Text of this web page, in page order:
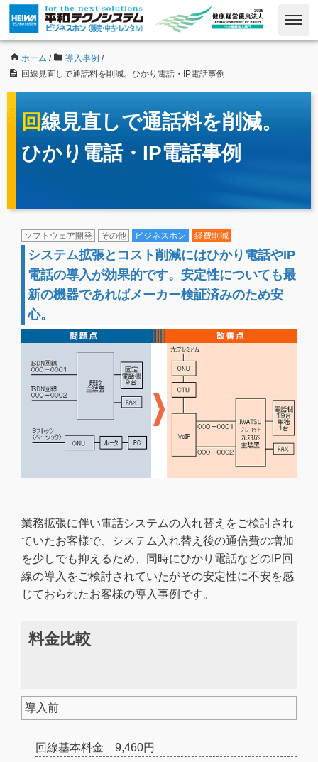
ホーム / 導入事例 /
回線見直しで通話料を削減。ひかり電話・IP電話事例
回線見直しで通話料を削減。
ひかり電話・IP電話事例
ソフトウェア開発 その他 ビジネスホン 経費削減
システム拡張とコスト削減にはひかり電話やIP
電話の導入が効果的です。安定性についても最
新の機器であればメーカー検証済みのため安
心。
業務拡張に伴い電話システムの入れ替えをご検討され
ていたお客様で、システム入れ替え後の通信費の増加
を少しでも抑えるため、同時にひかり電話などのIP回
線の導入をご検討されていたがその安定性に不安を感
じておられたお客様の導入事例です。
料金比較
導入前
回線基本料金 9,460円